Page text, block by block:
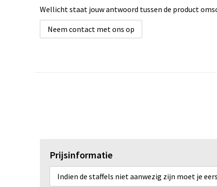
Wellicht staat jouw antwoord tussen de product
Neem contact met ons op
Prijsinformatie
Indien de staffels niet aanwezig zijn moet je